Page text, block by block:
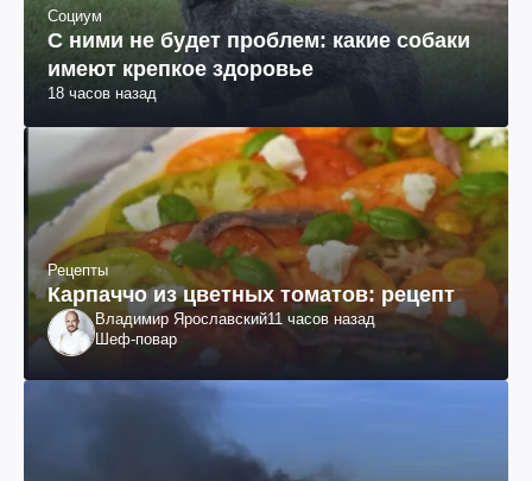
Социум
С ними не будет проблем: какие собаки
имеют крепкое здоровье
18 часов назад
Рецепты
Карпаччо из цветных томатов: рецепт
Владимир Ярославский11 часов назад
Шеф-повар